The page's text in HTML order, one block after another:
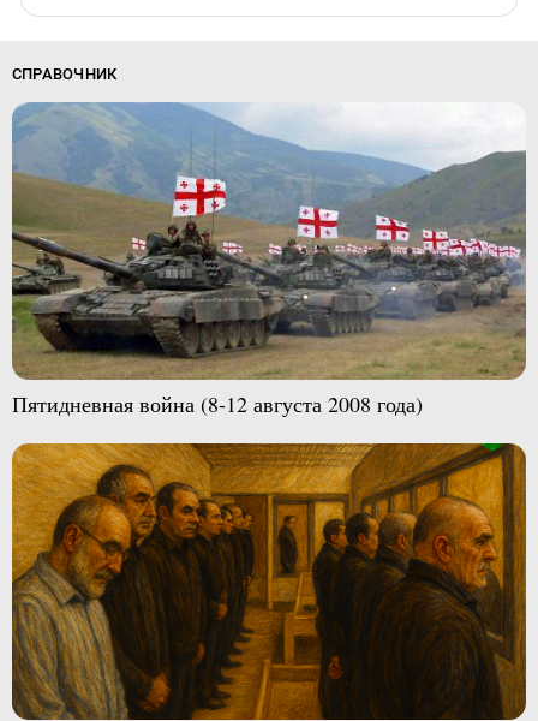
СПРАВОЧНИК
Пятидневная война (8-12 августа 2008 года)